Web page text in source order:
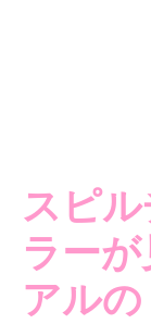
スピ
ラー
アル